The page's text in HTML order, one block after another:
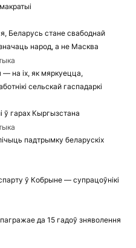
Беларусь стане свабоднай
народ, а не Масква
на іх, як мяркуецца,
сельскай гаспадаркі
ў гарах Кыргызстана
падтрымку беларускіх
ў Кобрыне — супрацоўнікі
да 15 гадоў зняволення